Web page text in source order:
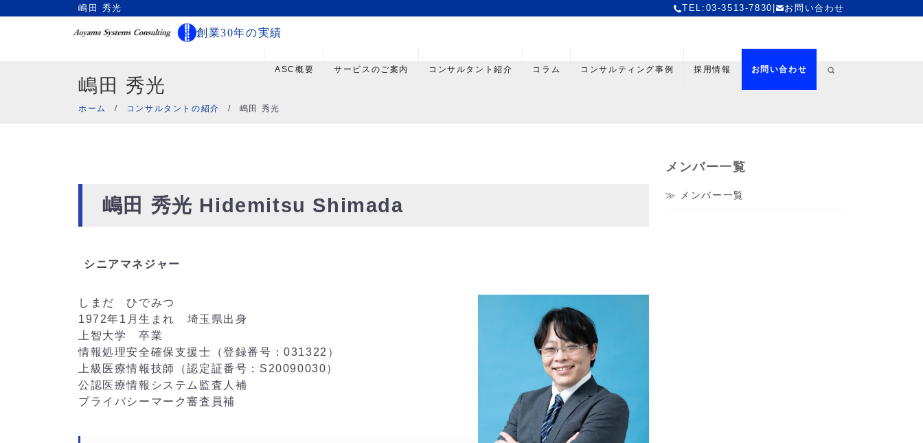
嶋田 秀光 TEL:03-3513-7830 お問い合わせ
創業30年の実績
ASC概要 サービスのご案内 コンサルタント紹介 コラム コンサルティング事例 採用情報 お問い合わせ
嶋田 秀光
ホーム / コンサルタントの紹介 / 嶋田 秀光
嶋田 秀光 Hidemitsu Shimada
シニアマネジャー
しまだ ひでみつ
1972年1月生まれ 埼玉県出身
上智大学 卒業
情報処理安全確保支援士（登録番号：031322）
上級医療情報技師（認定証番号：S20090030）
公認医療情報システム監査人補
プライバシーマーク審査員補
メンバー一覧
メンバー一覧